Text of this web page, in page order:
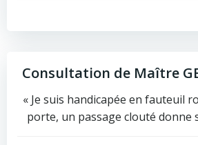
Consultation de Maître
« Je suis handicapée en fauteuil
porte, un passage clouté donne